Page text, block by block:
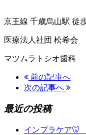
京王線 千歳烏山駅 徒
医療法人社団 松希会
マツムラトシオ歯科
前の記事へ
次の記事へ
最近の投稿
インプラケア